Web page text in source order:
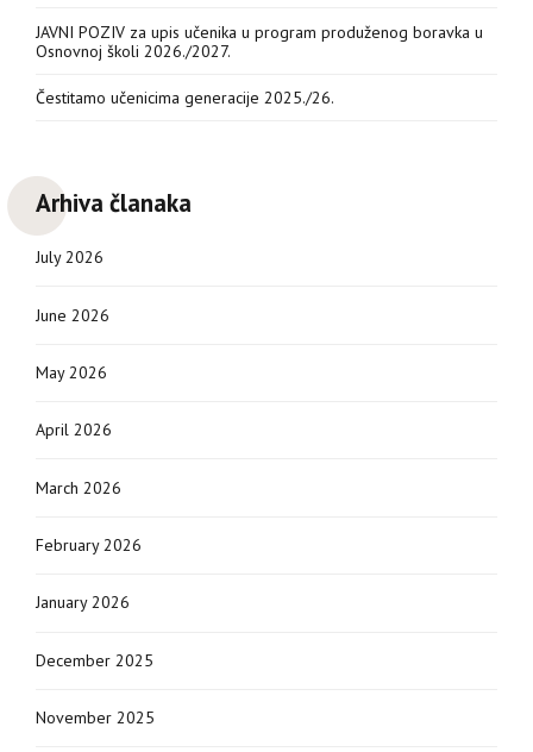
JAVNI POZIV za upis učenika u program produženog boravka u
Osnovnoj školi 2026./2027.
Čestitamo učenicima generacije 2025./26.
Arhiva članaka
July 2026
June 2026
May 2026
April 2026
March 2026
February 2026
January 2026
December 2025
November 2025